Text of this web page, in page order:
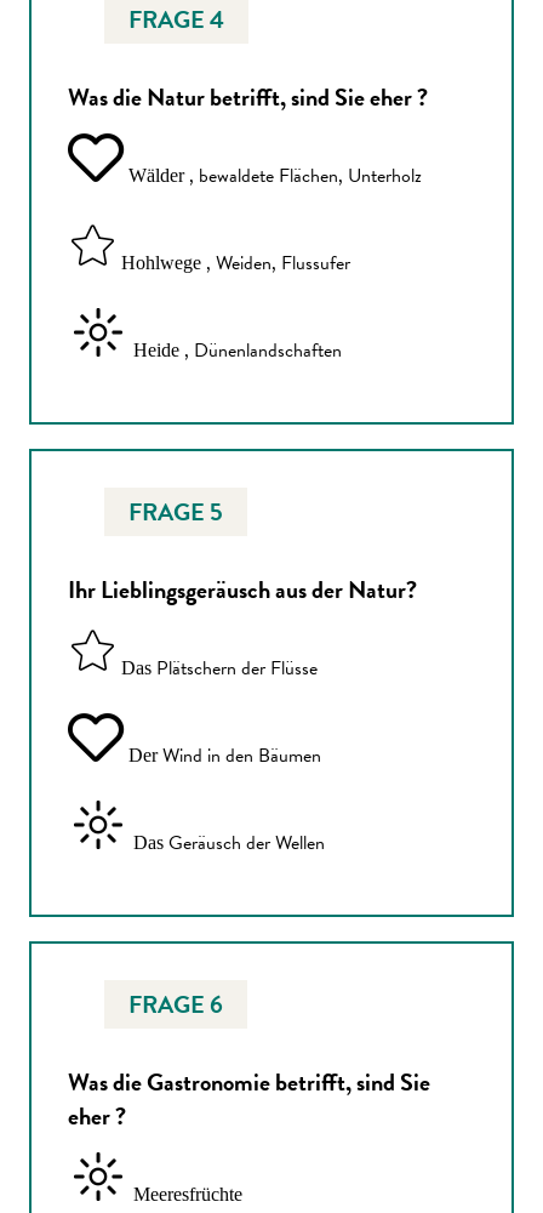
FRAGE 4
Was die Natur betrifft, sind Sie eher ?
Wälder , bewaldete Flächen, Unterholz
Hohlwege , Weiden, Flussufer
Heide , Dünenlandschaften
FRAGE 5
Ihr Lieblingsgeräusch aus der Natur?
Das Plätschern der Flüsse
DerWind in den Bäumen
Das Geräusch der Wellen
FRAGE 6
Was die Gastronomie betrifft, sind Sie
eher ?
Meeresfrüchte